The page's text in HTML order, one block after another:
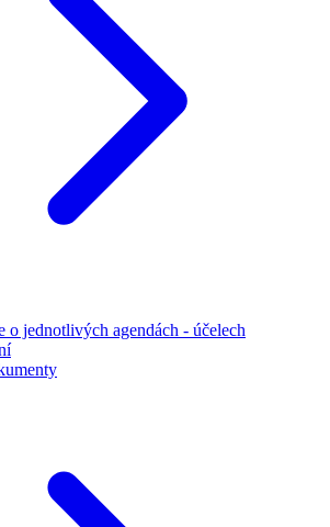
o jednotlivých agendách - účelech